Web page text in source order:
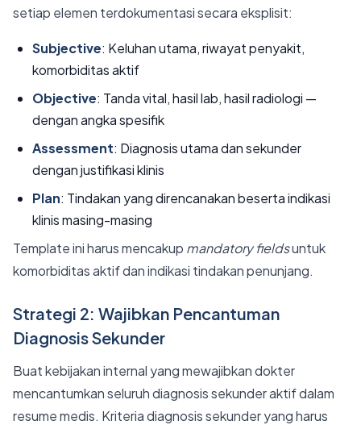
setiap elemen terdokumentasi secara eksplisit:
Subjective: Keluhan utama, riwayat penyakit,
komorbiditas aktif
Objective: Tanda vital, hasil lab, hasil radiologi —
dengan angka spesifik
Assessment: Diagnosis utama dan sekunder
dengan justifikasi klinis
Plan: Tindakan yang direncanakan beserta indikasi
klinis masing-masing
Template ini harus mencakup mandatory fieldsuntuk
komorbiditas aktif dan indikasi tindakan penunjang.
Strategi 2: Wajibkan Pencantuman
Diagnosis Sekunder
Buat kebijakan internal yang mewajibkan dokter
mencantumkan seluruh diagnosis sekunder aktif dalam
resume medis. Kriteria diagnosis sekunder yang harus